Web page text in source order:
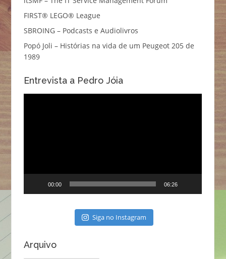
FIRST® LEGO® League
SBROING – Podcasts e Audiolivros
Popó Joli – Histórias na vida de um Peugeot 205 de
1989
Entrevista a Pedro Jóia
00:00 06:26
Siga no Instagram
Arquivo